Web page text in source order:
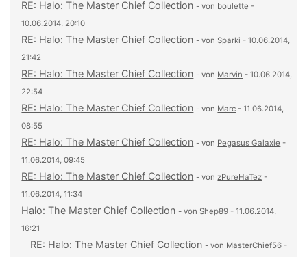
RE: Halo: The Master Chief Collection - von boulette -
10.06.2014, 20:10
RE: Halo: The Master Chief Collection - vonSparki - 10.06.2014,
21:42
RE: Halo: The Master Chief Collection - von Marvin - 10.06.2014,
22:54
RE: Halo: The Master Chief Collection - von Marc - 11.06.2014,
08:55
RE: Halo: The Master Chief Collection - von Pegasus Galaxie -
11.06.2014, 09:45
RE: Halo: The Master Chief Collection - vonzPureHaTez -
11.06.2014, 11:34
Halo: The Master Chief Collection - vonShep89 - 11.06.2014,
16:21
RE: Halo: The Master Chief Collection - von MasterChief56 -